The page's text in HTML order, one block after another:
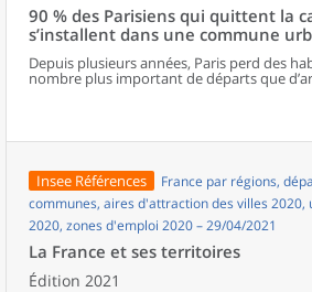
90 % des Parisiens qui quittent la
s’installent dans une commune
Depuis plusieurs années, Paris perd des
nombre plus important de départs que
beaucoup de Parisiens qui quittent la
plus, souvent des retraités, s’installent,
résidentielle, urbain ou rural, le
plus souvent d’un agrandissement du
des actifs quittant Paris ne changent pas de
pratique du télétravail, accentuée par la
entraîner une hausse des mobilités
Insee Références
France par régions,
communes, aires d'attraction des villes 2020,
2020, zones d'emploi 2020 – 29/04/2021
La France et ses territoires
Édition 2021